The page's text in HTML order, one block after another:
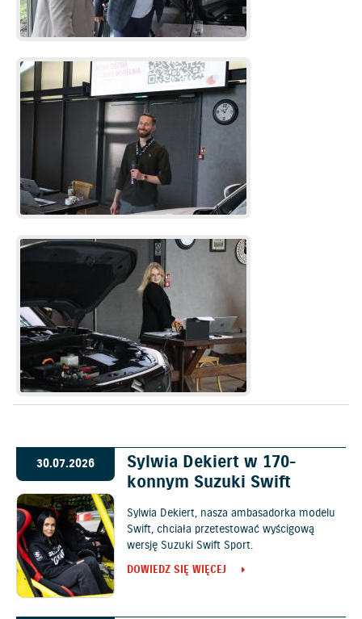
30.07.2026
Sylwia Dekiert w 170-
konnym Suzuki Swift
Sylwia Dekiert, nasza ambasadorka modelu
Swift, chciała przetestować wyścigową
wersję Suzuki Swift Sport.
DOWIEDZ SIĘ WIĘCEJ